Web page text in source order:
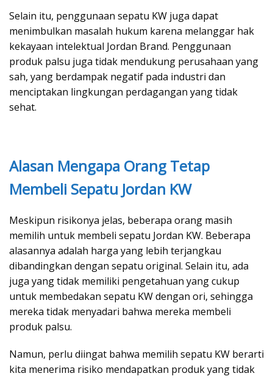
Selain itu, penggunaan sepatu KW juga dapat
menimbulkan masalah hukum karena melanggar hak
kekayaan intelektual Jordan Brand. Penggunaan
produk palsu juga tidak mendukung perusahaan yang
sah, yang berdampak negatif pada industri dan
menciptakan lingkungan perdagangan yang tidak
sehat.
Alasan Mengapa Orang Tetap
Membeli Sepatu Jordan KW
Meskipun risikonya jelas, beberapa orang masih
memilih untuk membeli sepatu Jordan KW. Beberapa
alasannya adalah harga yang lebih terjangkau
dibandingkan dengan sepatu original. Selain itu, ada
juga yang tidak memiliki pengetahuan yang cukup
untuk membedakan sepatu KW dengan ori, sehingga
mereka tidak menyadari bahwa mereka membeli
produk palsu.
Namun, perlu diingat bahwa memilih sepatu KW berarti
kita menerima risiko mendapatkan produk yang tidak